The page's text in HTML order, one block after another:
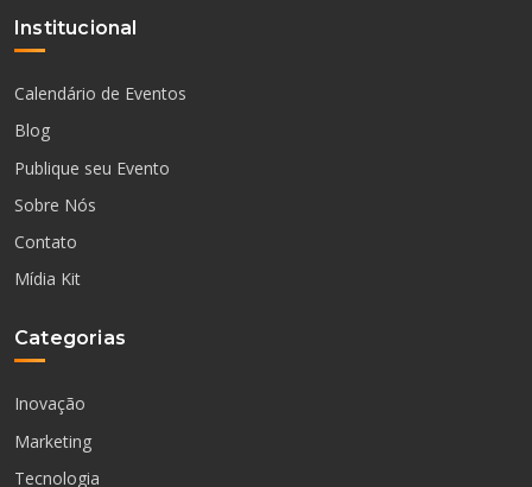
Institucional
Calendário de Eventos
Blog
Publique seu Evento
Sobre Nós
Contato
Mídia Kit
Categorias
Inovação
Marketing
Tecnologia